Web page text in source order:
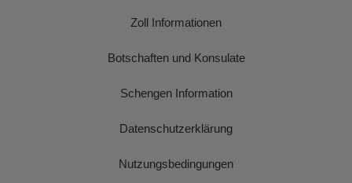
Zoll Informationen
Botschaften und Konsulate
Schengen Information
Datenschutzerklärung
Nutzungsbedingungen